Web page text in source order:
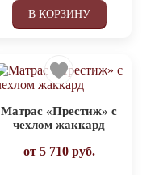
В КОРЗИНУ
Матрас «Престиж» с
чехлом жаккард
от 5 710руб.